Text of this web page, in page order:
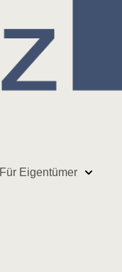
Für Eigentümer